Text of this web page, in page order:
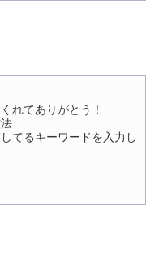
れてありがとう！
てるキーワードを入力し